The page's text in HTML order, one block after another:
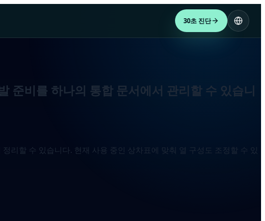
30초 진단
준비를 하나의 통합 문서에서 관리할 수 있습니
리할 수 있습니다. 현재 사용 중인 상차표에 맞춰 열 구성도 조정할 수 있